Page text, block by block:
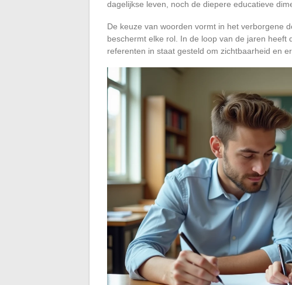
dagelijkse leven, noch de diepere educatieve
De keuze van woorden vormt in het verborgene
beschermt elke rol. In de loop van de jaren heeft
referenten in staat gesteld om zichtbaarheid en